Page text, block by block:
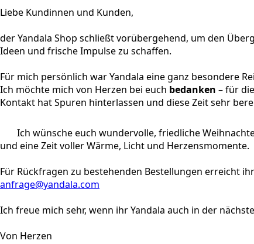
Liebe Kundinnen und Kunden,
der Yandala Shop schließt vorübergehend, um den
Ideen und frische Impulse zu schaffen.
Für mich persönlich war Yandala eine ganz besondere
Ich möchte mich von Herzen bei euch bedanken – für
Kontakt hat Spuren hinterlassen und diese Zeit sehr
Ich wünsche euch wundervolle, friedliche
und eine Zeit voller Wärme, Licht und Herzensmomente.
Für Rückfragen zu bestehenden Bestellungen erreicht
anfrage@yandala.com
Ich freue mich sehr, wenn ihr Yandala auch in der
Von Herzen